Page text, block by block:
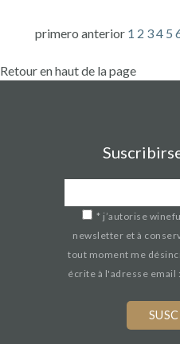
primero anterior 1 2 34 5
Retour en haut de la page
* j’autorise
newsletter et à
tout moment me
écrite à l'adresse email